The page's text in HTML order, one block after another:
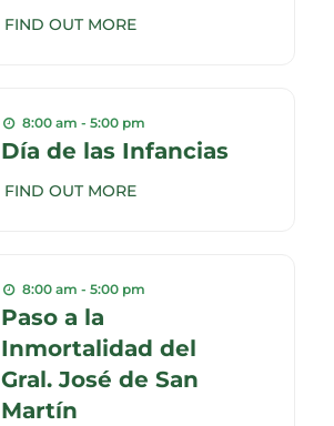
FIND OUT MORE
8:00 am - 5:00 pm
Día de las Infancias
FIND OUT MORE
8:00 am - 5:00 pm
Paso a la
Inmortalidad del
Gral. José de San
Martín